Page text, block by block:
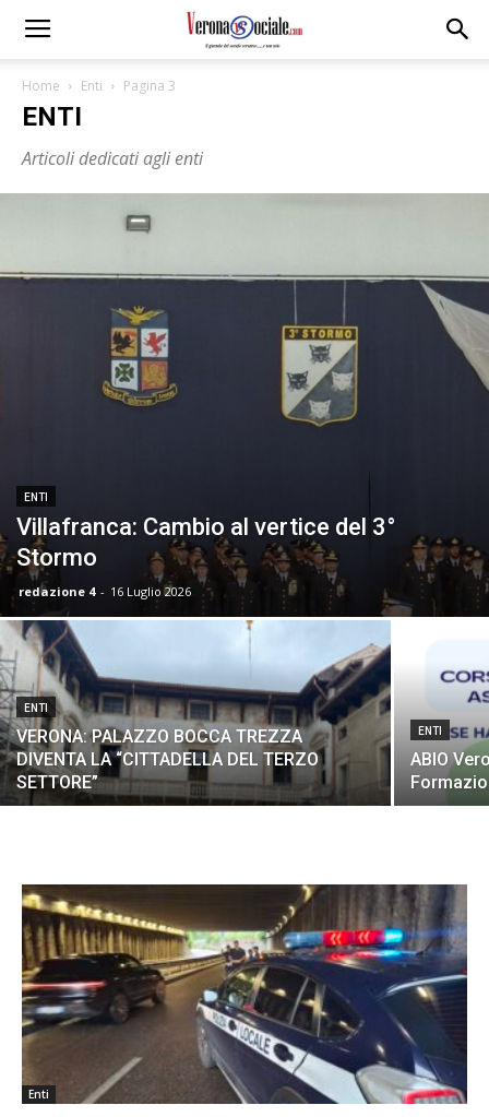
Home Enti Pagina 3
ENTI
Articoli dedicati agli enti
ENTI
Villafranca: Cambio al vertice del 3°
Stormo
redazione 4 - 16 Luglio 2026
ENTI
VERONA: PALAZZO BOCCA TREZZA
DIVENTA LA “CITTADELLA DEL TERZO
SETTORE”
ENTI
ABIO
Enti